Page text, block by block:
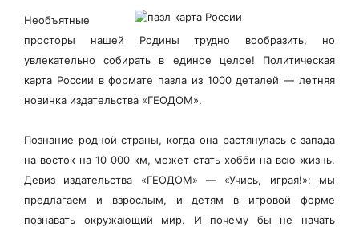
Необъятные
просторы нашей Родины трудно вообразить, но
увлекательно собирать в единое целое! Политическая
карта России в формате пазла из 1000 деталей — летняя
новинка издательства «ГЕОДОМ».
Познание родной страны, когда она растянулась с запада
на восток на 10 000 км, может стать хобби на всю жизнь.
Девиз издательства «ГЕОДОМ» — «Учись, играя!»: мы
предлагаем и взрослым, и детям в игровой форме
познавать окружающий мир. И почему бы не начать